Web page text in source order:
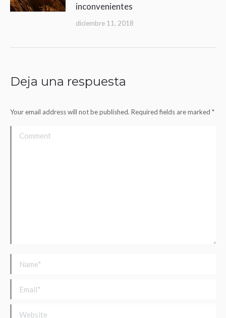
inconvenientes
diciembre 11, 2018
Deja una respuesta
Your email address will not be published. Required fields are marked *
Comment
Name *
Email *
Website